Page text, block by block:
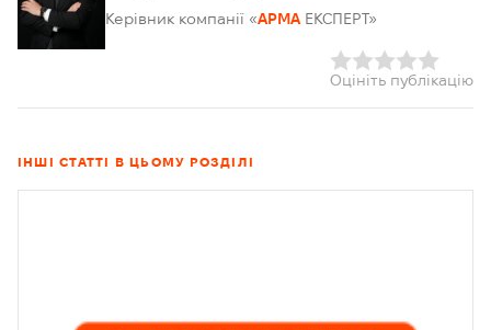
Керівник компанії «АРМА ЕКСПЕРТ»
Оцініть публікацію
ІНШІ СТАТТІ В ЦЬОМУ РОЗДІЛІ